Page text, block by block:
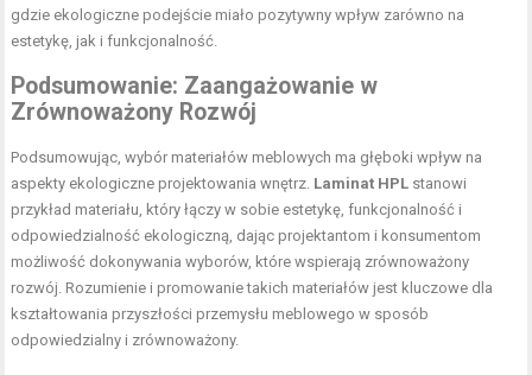
gdzie ekologiczne podejście miało pozytywny wpływ zarówno na
estetykę, jak i funkcjonalność.
Podsumowanie: Zaangażowanie w
Zrównoważony Rozwój
Podsumowując, wybór materiałów meblowych ma głęboki wpływ na
aspekty ekologiczne projektowania wnętrz. Laminat HPL stanowi
przykład materiału, który łączy w sobie estetykę, funkcjonalność i
odpowiedzialność ekologiczną, dając projektantom i konsumentom
możliwość dokonywania wyborów, które wspierają zrównoważony
rozwój. Rozumienie i promowanie takich materiałów jest kluczowe dla
kształtowania przyszłości przemysłu meblowego w sposób
odpowiedzialny i zrównoważony.